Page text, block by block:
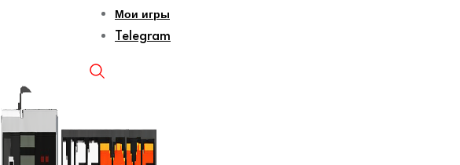
Мои игры
Telegram